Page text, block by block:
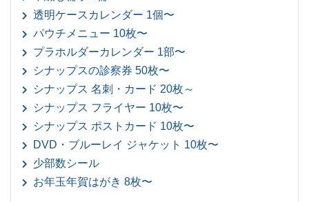
透明ケースカレンダー 1個〜
パウチメニュー 10枚〜
プラホルダーカレンダー 1部〜
シナップスの診察券 50枚〜
シナップス 名刺・カード 20枚～
シナップス フライヤー 10枚〜
シナップス ポストカード 10枚〜
DVD・ブルーレイ ジャケット 10枚〜
少部数シール
お年玉年賀はがき 8枚〜